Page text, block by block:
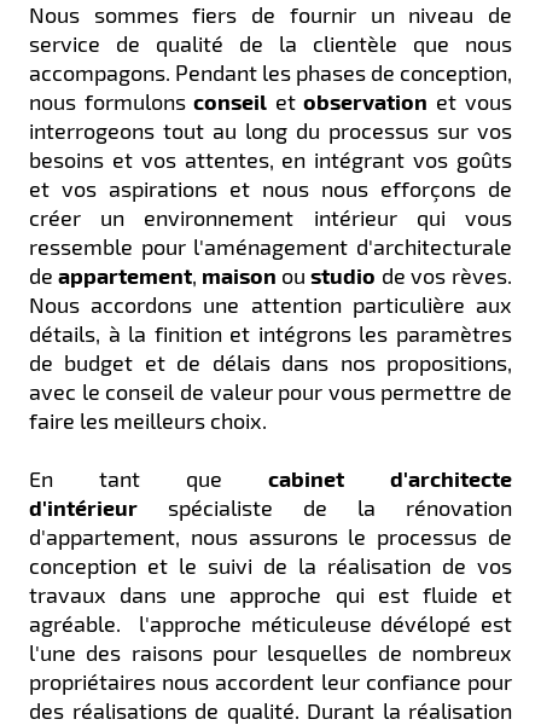
Nous sommes fiers de fournir un niveau de
service de qualité de la clientèle que nous
accompagons. Pendant les phases de conception,
nous formulons conseil et observation et vous
interrogeons tout au long du processus sur vos
besoins et vos attentes, en intégrant vos goûts
et vos aspirations et nous nous efforçons de
créer un environnement intérieur qui vous
ressemble pour l'aménagement d'architecturale
de appartement, maison ou studio de vos rèves.
Nous accordons une attention particulière aux
détails, à la finition et intégrons les paramètres
de budget et de délais dans nos propositions,
avec le conseil de valeur pour vous permettre de
faire les meilleurs choix.
En tant que cabinet
d'architecte
d'intérieur spécialiste de la rénovation
d'appartement, nous assurons le processus de
conception et le suivi de la réalisation de vos
travaux dans une approche qui est fluide et
agréable. l'approche méticuleuse dévélopé est
l'une des raisons pour lesquelles de nombreux
propriétaires nous accordent leur confiance pour
des réalisations de qualité. Durant la réalisation